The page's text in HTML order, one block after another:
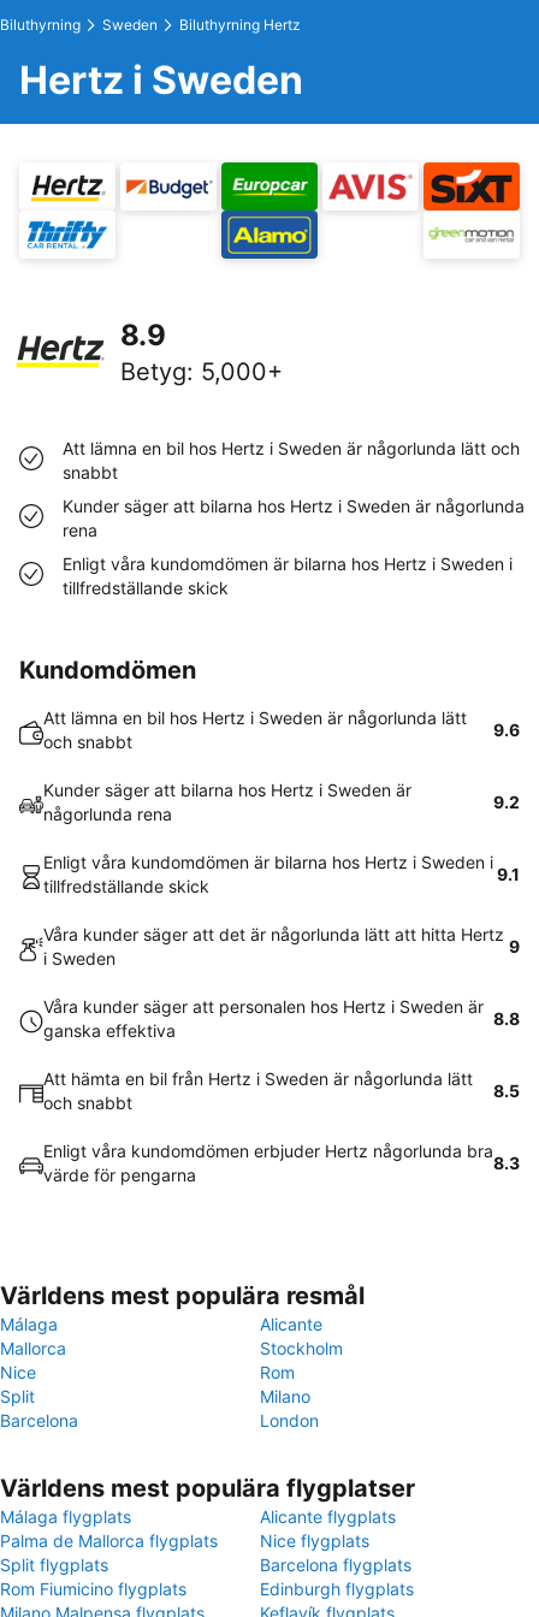
Biluthyrning Sweden Biluthyrning Hertz
Hertz i Sweden
8.9
Betyg: 5,000+
Att lämna en bil hos Hertz i Sweden är någorlunda lätt och
snabbt
Kunder säger att bilarna hos Hertz i Sweden är någorlunda
rena
Enligt våra kundomdömen är bilarna hos Hertz i Sweden i
tillfredställande skick
Kundomdömen
Att lämna en bil hos Hertz i Sweden är någorlunda lätt
och snabbt
9.6
Kunder säger att bilarna hos Hertz i Sweden är
någorlunda rena
9.2
Enligt våra kundomdömen är bilarna hos Hertz i Sweden i
tillfredställande skick
9.1
Våra kunder säger att det är någorlunda lätt att hitta Hertz
i Sweden
9
Våra kunder säger att personalen hos Hertz i Sweden är
ganska effektiva
8.8
Att hämta en bil från Hertz i Sweden är någorlunda lätt
och snabbt
8.5
Enligt våra kundomdömen erbjuder Hertz någorlunda bra
värde för pengarna
8.3
Världens mest populära resmål
Málaga
Alicante
Mallorca
Stockholm
Nice
Rom
Split
Milano
Barcelona
London
Världens mest populära flygplatser
Málaga flygplats
Alicante flygplats
Palma de Mallorca flygplats
Nice flygplats
Split flygplats
Barcelona flygplats
Rom Fiumicino flygplats
Edinburgh flygplats
Milano Malpensa flygplats
Keflavík flygplats